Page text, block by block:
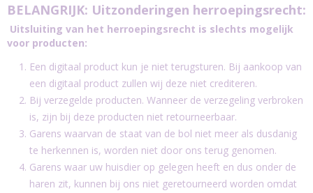
BELANGRIJK: Uitzonderingen herroepingsrecht:
Uitsluiting van het herroepingsrecht is slechts mogelijk
voor producten:
Een digitaal product kun je niet terugsturen. Bij aankoop van
een digitaal product zullen wij deze niet crediteren.
Bij verzegelde producten. Wanneer de verzegeling verbroken
is, zijn bij deze producten niet retourneerbaar.
Garens waarvan de staat van de bol niet meer als dusdanig
te herkennen is, worden niet door ons terug genomen.
Garens waar uw huisdier op gelegen heeft en dus onder de
haren zit, kunnen bij ons niet geretourneerd worden omdat